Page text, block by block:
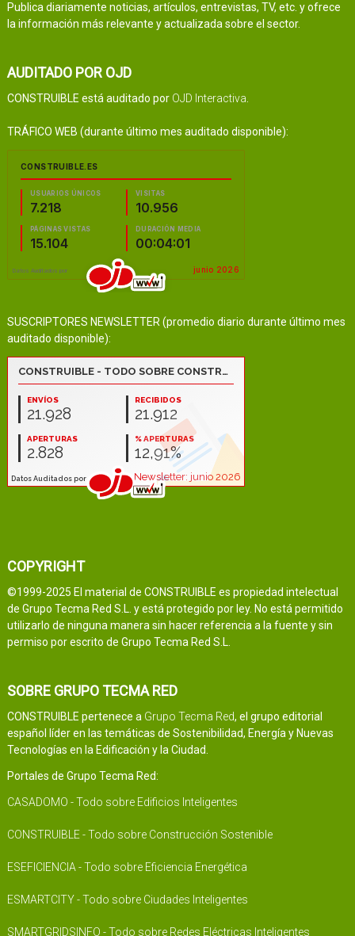
Publica diariamente noticias, artículos, entrevistas, TV, etc. y ofrece
la información más relevante y actualizada sobre el sector.
AUDITADO POR OJD
CONSTRUIBLE está auditado por OJD Interactiva.
TRÁFICO WEB (durante último mes auditado disponible):
SUSCRIPTORES NEWSLETTER (promedio diario durante último mes
auditado disponible):
COPYRIGHT
©1999-2025 El material de CONSTRUIBLE es propiedad intelectual
de Grupo Tecma Red S.L. y está protegido por ley. No está permitido
utilizarlo de ninguna manera sin hacer referencia a la fuente y sin
permiso por escrito de Grupo Tecma Red S.L.
SOBRE GRUPO TECMA RED
CONSTRUIBLE pertenece a Grupo Tecma Red, el grupo editorial
español líder en las temáticas de Sostenibilidad, Energía y Nuevas
Tecnologías en la Edificación y la Ciudad.
Portales de Grupo Tecma Red:
CASADOMO - Todo sobre Edificios Inteligentes
CONSTRUIBLE - Todo sobre Construcción Sostenible
ESEFICIENCIA - Todo sobre Eficiencia Energética
ESMARTCITY - Todo sobre Ciudades Inteligentes
SMARTGRIDSINFO - Todo sobre Redes Eléctricas Inteligentes